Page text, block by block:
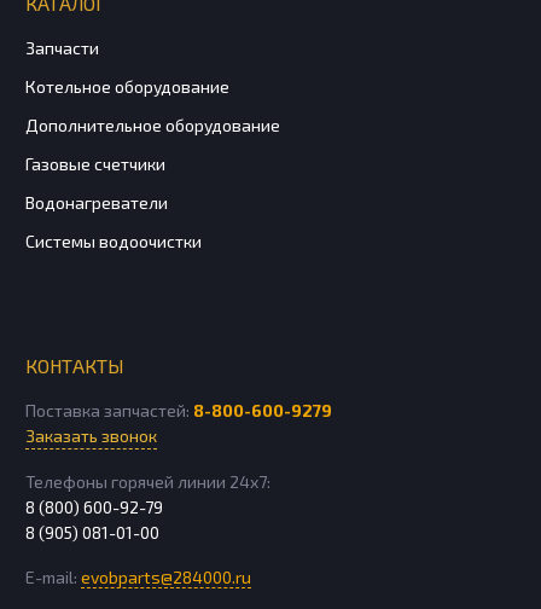
Запчасти
Котельное оборудование
Дополнительное оборудование
Газовые счетчики
Водонагреватели
Системы водоочистки
КОНТАКТЫ
Поставка запчастей: 8-800-600-9279
Заказать звонок
Телефоны горячей линии 24х7:
8 (800) 600-92-79
8 (905) 081-01-00
E-mail: evobparts@284000.ru